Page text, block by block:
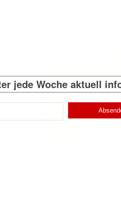
jede Woche aktuell